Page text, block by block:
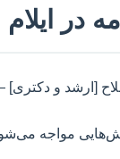
در ایلام
مواجه